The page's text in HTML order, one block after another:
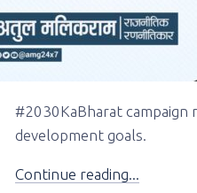
#2030KaBharat campaign
development goals.
Continue reading...